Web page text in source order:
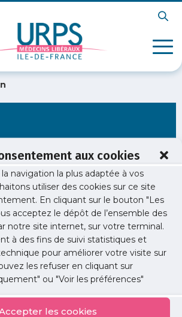
aux cookies
navigation la plus adaptée à vos
utiliser des cookies sur ce site
En cliquant sur le bouton "Les
acceptez le dépôt de l’ensemble des
notre site internet, sur votre terminal.
à des fins de suivi statistiques et
pour améliorer votre visite sur
les refuser en cliquant sur
ou "Voir les préférences"
les cookies
www.urps-med-
newsletter-sante-publique-11/"]